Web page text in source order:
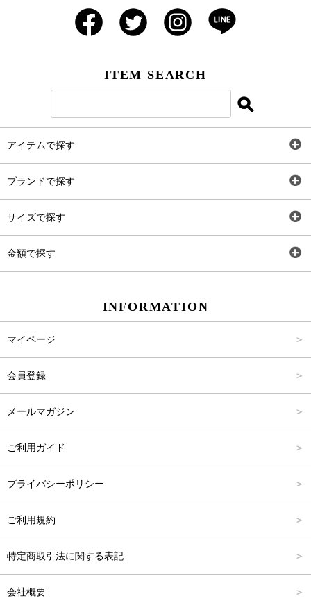
ITEM SEARCH
アイテムで探す
ブランドで探す
サイズで探す
金額で探す
INFORMATION
マイページ
会員登録
メールマガジン
ご利用ガイド
プライバシーポリシー
ご利用規約
特定商取引法に関する表記
会社概要